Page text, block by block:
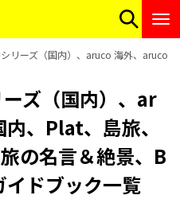
リーズ（国内）、aruco 海外、aruco
ズ（国内）、ar
、Plat、島旅、
の名言＆絶景、B
イドブック一覧